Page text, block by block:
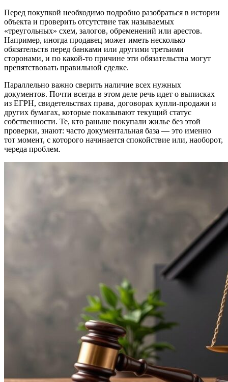
Перед покупкой необходимо подробно разобраться в истории
объекта и проверить отсутствие так называемых
«треугольных» схем, залогов, обременений или арестов.
Например, иногда продавец может иметь несколько
обязательств перед банками или другими третьими
сторонами, и по какой-то причине эти обязательства могут
препятствовать правильной сделке.
Параллельно важно сверить наличие всех нужных
документов. Почти всегда в этом деле речь идет о выписках
из ЕГРН, свидетельствах права, договорах купли-продажи и
других бумагах, которые показывают текущий статус
собственности. Те, кто раньше покупали жилье без этой
проверки, знают: часто документальная база — это именно
тот момент, с которого начинается спокойствие или, наоборот,
череда проблем.